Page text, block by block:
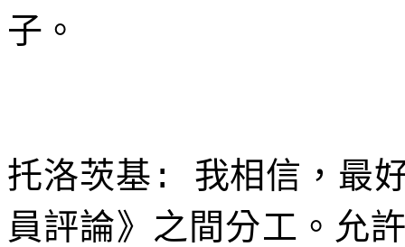
子。
托洛茨基 : 我相信，最
員評論》之間分工。允